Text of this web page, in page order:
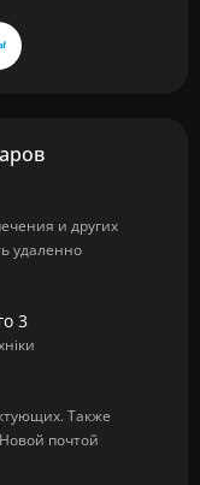
и других
удаленно
3
Также
почтой